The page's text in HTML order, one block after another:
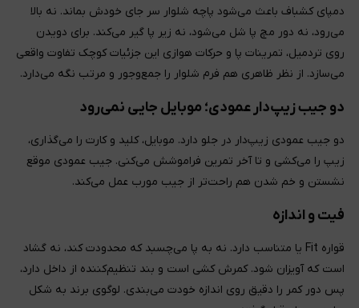
دمپای کشباف باعث می‌شود پاچه شلوار سر جای خودش بماند. نه بالا
می‌رود، نه دور مچ پا شل می‌شود، نه زیر پا گیر می‌کند. برای دویدن
روی تردمیل، تمرینات پا و حرکات هوازی این جزئیات کوچک تفاوت واقعی
می‌سازد. از نظر ظاهری هم فرم شلوار را جمع‌وجور و مرتب نگه می‌دارد.
دو جیب زیپ‌دار عمودی؛ موبایل جایی نمی‌رود
دو جیب عمودی زیپ‌دار در جلو دارد. موبایل، کلید و کارت را می‌گذاری،
زیپ را می‌کشی و تا آخر تمرین فراموشش می‌کنی. جیب عمودی موقع
نشستن و خم شدن هم راحت‌تر از جیب مورب عمل می‌کند.
فیت و اندازه
قواره Fit یا متناسب دارد. نه به پا می‌چسبد که محدودت کند، نه گشاد
است که آویزان شود. کمرش کشی است و بند تنظیم‌کننده از داخل دارد،
پس دور کمر را دقیق روی اندازه خودت می‌بندی. لوگوی برند به شکل